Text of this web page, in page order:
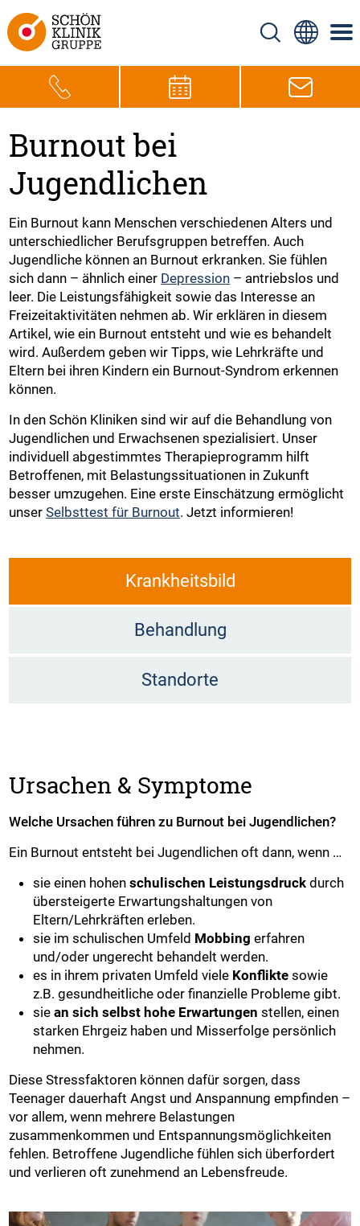
Burnout bei
Jugendlichen
Ein Burnout kann Menschen verschiedenen Alters und
unterschiedlicher Berufsgruppen betreffen. Auch
Jugendliche können an Burnout erkranken. Sie fühlen
sich dann – ähnlich einer Depression – antriebslos und
leer. Die Leistungsfähigkeit sowie das Interesse an
Freizeitaktivitäten nehmen ab. Wir erklären in diesem
Artikel, wie ein Burnout entsteht und wie es behandelt
wird. Außerdem geben wir Tipps, wie Lehrkräfte und
Eltern bei ihren Kindern ein Burnout-Syndrom erkennen
können.
In den Schön Kliniken sind wir auf die Behandlung von
Jugendlichen und Erwachsenen spezialisiert. Unser
individuell abgestimmtes Therapieprogramm hilft
Betroffenen, mit Belastungssituationen in Zukunft
besser umzugehen. Eine erste Einschätzung ermöglicht
unserSelbsttest für Burnout. Jetzt informieren!
Krankheitsbild
Behandlung
Standorte
Ursachen & Symptome
Welche Ursachen führen zu Burnout bei Jugendlichen?
Ein Burnout entsteht bei Jugendlichen oft dann, wenn …
sie einen hohenschulischen Leistungsdruckdurch
übersteigerte Erwartungshaltungen von
Eltern/Lehrkräften erleben.
sie im schulischen Umfeld Mobbingerfahren
und/oder ungerecht behandelt werden.
es in ihrem privaten Umfeld viele Konfliktesowie
z.B. gesundheitliche oder finanzielle Probleme gibt.
siean sich selbst hohe Erwartungen stellen, einen
starken Ehrgeiz haben und Misserfolge persönlich
nehmen.
Diese Stressfaktoren können dafür sorgen, dass
Teenager dauerhaft Angst und Anspannung empfinden –
vor allem, wenn mehrere Belastungen
zusammenkommen und Entspannungsmöglichkeiten
fehlen. Betroffene Jugendliche fühlen sich überfordert
und verlieren oft zunehmend an Lebensfreude.